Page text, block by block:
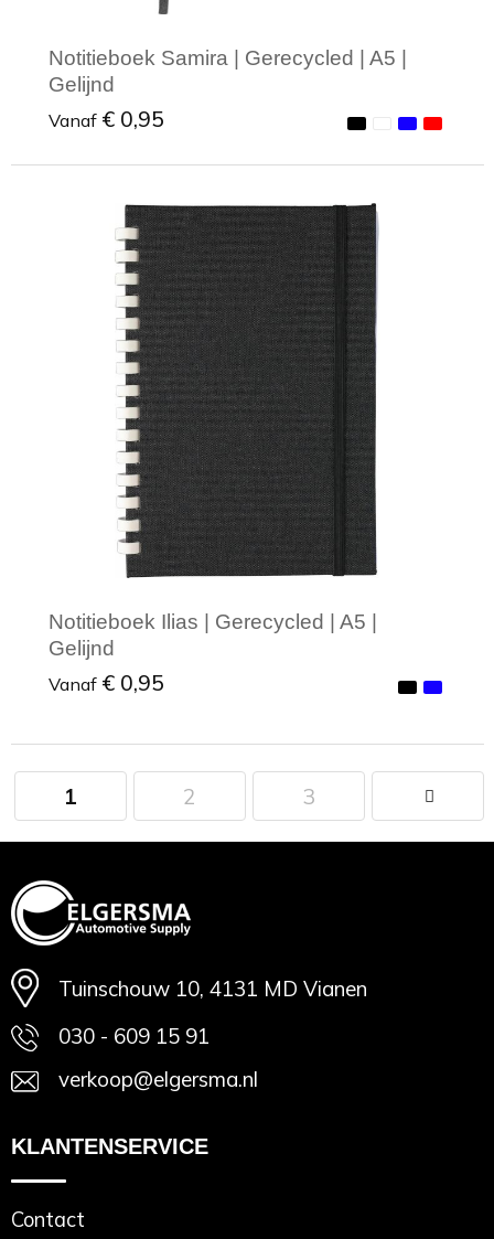
Notitieboek Samira | Gerecycled | A5 |
Gelijnd
Vanaf € 0,95
Minimale afname: 1
Notitieboek Ilias | Gerecycled | A5 |
Gelijnd
Vanaf € 0,95
Minimale afname: 1
1 2 3
Tuinschouw 10, 4131 MD Vianen
030 - 609 15 91
verkoop@elgersma.nl
KLANTENSERVICE
Contact